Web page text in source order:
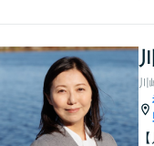
さ
川